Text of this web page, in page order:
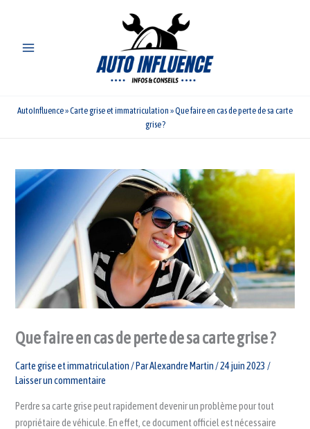
AutoInfluence»Carte grise et immatriculation »Que faire en cas de perte de sa carte
grise ?
Que faire en cas de perte de sa carte grise ?
Carte grise et immatriculation / ParAlexandre Martin /24 juin 2023 /
Laisser un commentaire
Perdre sa carte grise peut rapidement devenir un problème pour tout
propriétaire de véhicule. En effet, ce document officiel est nécessaire